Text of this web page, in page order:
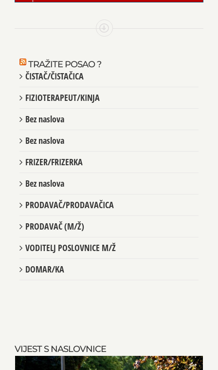
VIJEST S NASLOVNICE
TRAŽITE POSAO ?
ČISTAČ/ČISTAČICA
FIZIOTERAPEUT/KINJA
Bez naslova
Bez naslova
FRIZER/FRIZERKA
Bez naslova
PRODAVAČ/PRODAVAČICA
PRODAVAČ (M/Ž)
VODITELJ POSLOVNICE M/Ž
DOMAR/KA